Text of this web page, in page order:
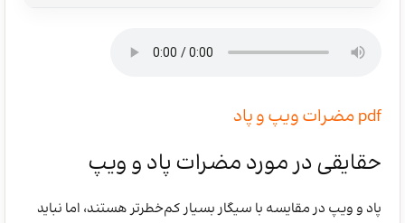
pdf مضرات ویپ و پاد
حقایقی در مورد مضرات پاد و ویپ
پاد و ویپ در مقایسه با سیگار بسیار کم‌خطرتر هستند، اما نباید